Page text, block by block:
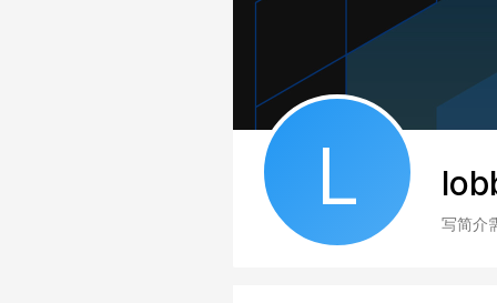
L
写简介